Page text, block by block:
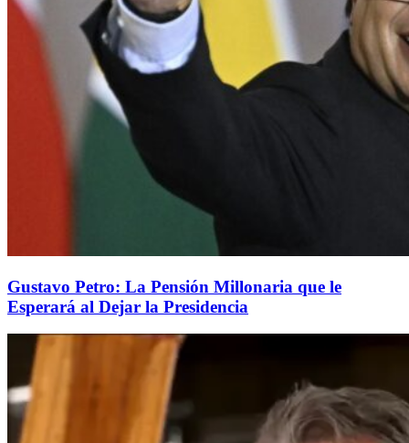
Gustavo Petro: La Pensión Millonaria que le
Esperará al Dejar la Presidencia